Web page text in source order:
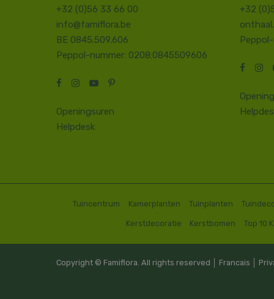
+32 (0)56 33 66 00
info@famiflora.be
BE 0845.509.606
Peppol-nummer: 0208:0845509606
Openingsuren
Helpdesk
+32
Tuincentrum Kamerplanten Tuinplanten
Kerstdecoratie Kerstbomen Top 10
Copyright © Famiflora. All rights reserved │ Francais